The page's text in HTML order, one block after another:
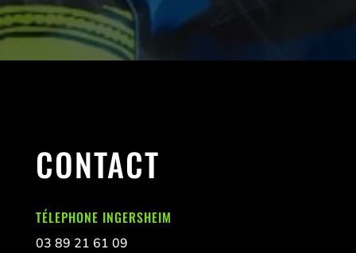
CONTACT
TÉLEPHONE INGERSHEIM
03 89 21 61 09